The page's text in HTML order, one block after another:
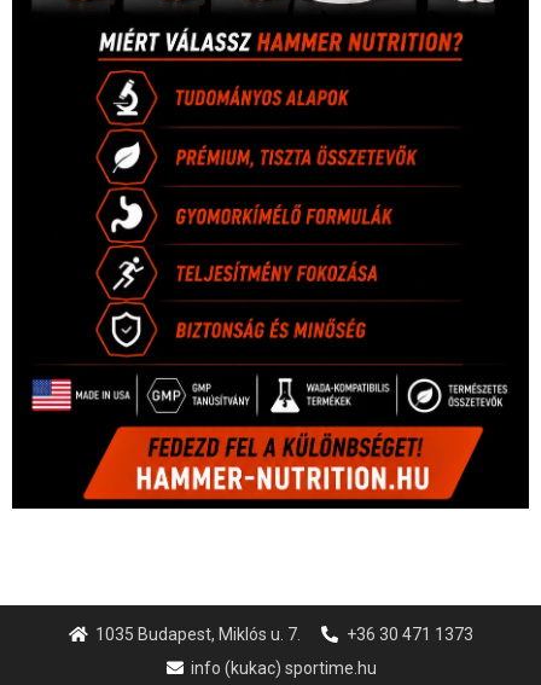
1035 Budapest, Miklós u. 7.
+36 30 471 1373
info (kukac) sportime.hu